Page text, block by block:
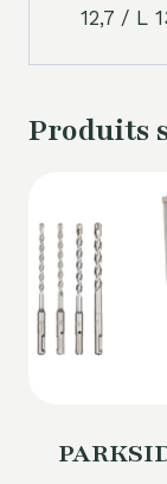
12,7 / L
Produits